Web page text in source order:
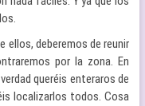
ellos, deberemos de reunir
por la zona. En
queréis enteraros de
localizarlos todos. Cosa